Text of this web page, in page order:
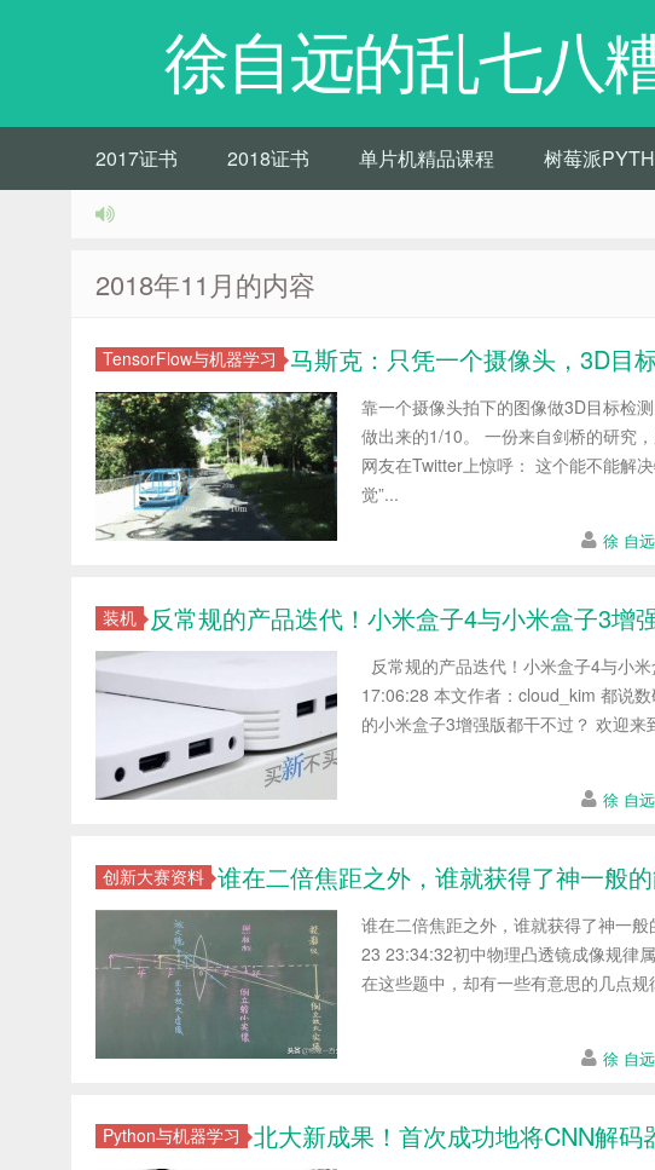
徐自远的乱七八
2017证书 2018证书 单片机精品课程 树莓派
2018年11月的内容
TensorFlow与机器学习 马斯克：只凭一个摄像头，3D目
靠一个摄像头拍下的图像做3D目标检
做出来的1/10。 一份来自剑桥的研究
网友在Twitter上惊呼： 这个能不能解
觉”...
徐 自远
装机 反常规的产品迭代！小米盒子4与小米盒子3增
反常规的产品迭代！小米盒子4与小
17:06:28 本文作者：cloud_kim 都说
的小米盒子3增强版都干不过？ 欢迎来
徐 自远
创新大赛资料 谁在二倍焦距之外，谁就获得了神一般
谁在二倍焦距之外，谁就获得了神一
23 23:34:32 ​初中物理凸透镜成像规律
在这些题中，却有一些有意思的几点
徐 自远
Python与机器学习 北大新成果！首次成功地将CNN解